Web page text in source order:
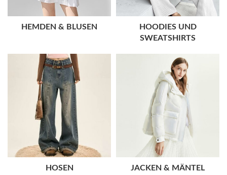
HEMDEN & BLUSEN
HOODIES UND
SWEATSHIRTS
HOSEN JACKEN & MÄNTEL